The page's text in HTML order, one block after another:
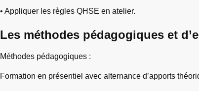
• Appliquer les règles QHSE en atelier.
Les méthodes pédagogiques et
Méthodes pédagogiques :
Formation en présentiel avec alternance d’apports